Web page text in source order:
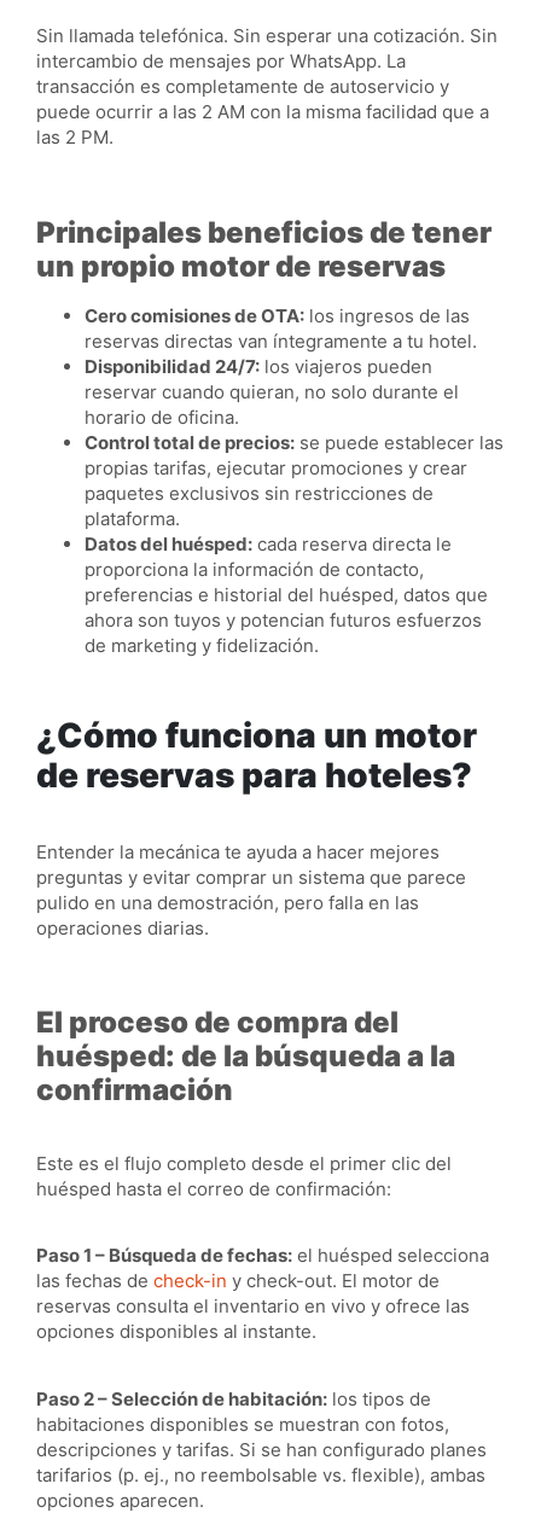
Sin llamada telefónica. Sin esperar una cotización. Sin
intercambio de mensajes por WhatsApp. La
transacción es completamente de autoservicio y
puede ocurrir a las 2 AM con la misma facilidad que a
las 2 PM.
Principales beneficios de tener
un propio motor de reservas
Cero comisiones de OTA: los ingresos de las
reservas directas van íntegramente a tu hotel.
Disponibilidad 24/7: los viajeros pueden
reservar cuando quieran, no solo durante el
horario de oficina.
Control total de precios: se puede establecer las
propias tarifas, ejecutar promociones y crear
paquetes exclusivos sin restricciones de
plataforma.
Datos del huésped: cada reserva directa le
proporciona la información de contacto,
preferencias e historial del huésped, datos que
ahora son tuyos y potencian futuros esfuerzos
de marketing y fidelización.
¿Cómo funciona un motor
de reservas para hoteles?
Entender la mecánica te ayuda a hacer mejores
preguntas y evitar comprar un sistema que parece
pulido en una demostración, pero falla en las
operaciones diarias.
El proceso de compra del
huésped: de la búsqueda a la
confirmación
Este es el flujo completo desde el primer clic del
huésped hasta el correo de confirmación:
Paso 1 – Búsqueda de fechas: el huésped selecciona
las fechas de check-in y check-out. El motor de
reservas consulta el inventario en vivo y ofrece las
opciones disponibles al instante.
Paso 2 – Selección de habitación: los tipos de
habitaciones disponibles se muestran con fotos,
descripciones y tarifas. Si se han configurado planes
tarifarios (p. ej., no reembolsable vs. flexible), ambas
opciones aparecen.